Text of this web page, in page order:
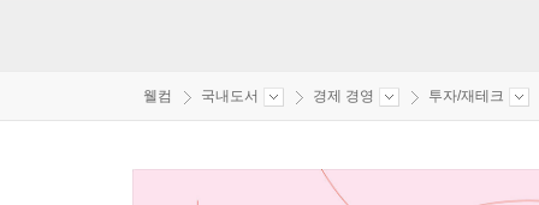
웰컴 국내도서 경제 경영 투자/재테크